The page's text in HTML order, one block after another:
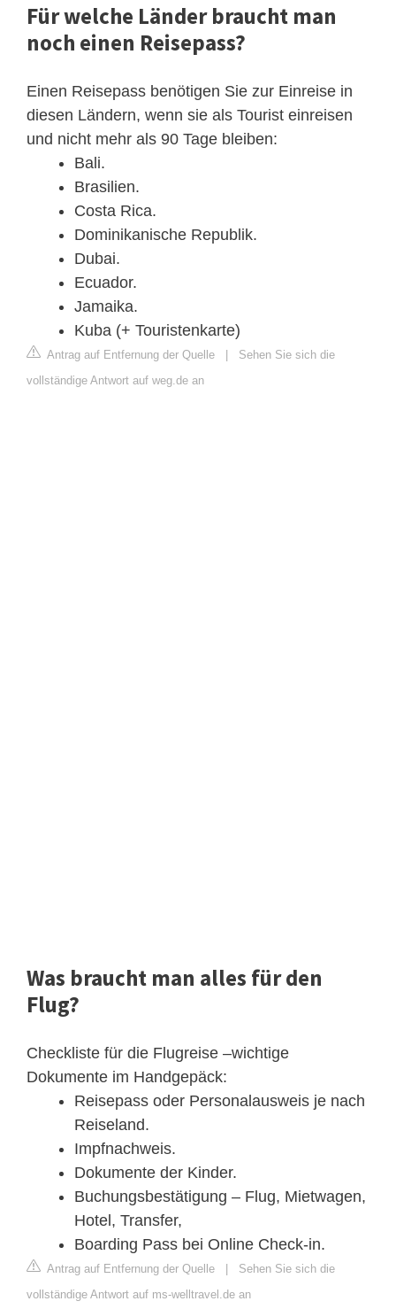
Für welche Länder braucht man
noch einen Reisepass?
Einen Reisepass benötigen Sie zur Einreise in
diesen Ländern, wenn sie als Tourist einreisen
und nicht mehr als 90 Tage bleiben:
Bali.
Brasilien.
Costa Rica.
Dominikanische Republik.
Dubai.
Ecuador.
Jamaika.
Kuba (+ Touristenkarte)
Antrag auf Entfernung der Quelle | Sehen Sie sich die
vollständige Antwort auf weg.de an
Was braucht man alles für den
Flug?
Checkliste für die Flugreise –wichtige
Dokumente im Handgepäck:
Reisepass oder Personalausweis je nach
Reiseland.
Impfnachweis.
Dokumente der Kinder.
Buchungsbestätigung – Flug, Mietwagen,
Hotel, Transfer,
Boarding Pass bei Online Check-in.
Antrag auf Entfernung der Quelle | Sehen Sie sich die
vollständige Antwort auf ms-welltravel.de an